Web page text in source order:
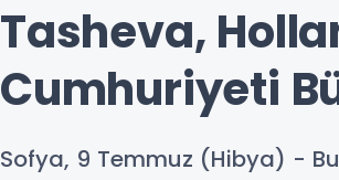
Tasheva,
Cumhuriyeti
Sofya, 9 Temmuz (Hibya) -